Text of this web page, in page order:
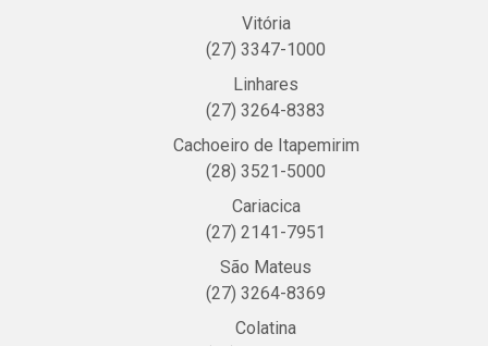
Vitória
(27) 3347-1000
Linhares
(27) 3264-8383
Cachoeiro de Itapemirim
(28) 3521-5000
Cariacica
(27) 2141-7951
São Mateus
(27) 3264-8369
Colatina